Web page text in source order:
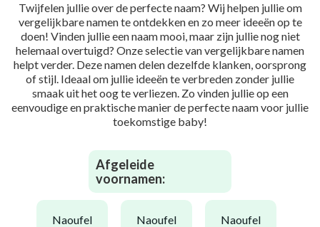
Twijfelen jullie over de perfecte naam? Wij helpen jullie om
vergelijkbare namen te ontdekken en zo meer ideeën op te
doen! Vinden jullie een naam mooi, maar zijn jullie nog niet
helemaal overtuigd? Onze selectie van vergelijkbare namen
helpt verder. Deze namen delen dezelfde klanken, oorsprong
of stijl. Ideaal om jullie ideeën te verbreden zonder jullie
smaak uit het oog te verliezen. Zo vinden jullie op een
eenvoudige en praktische manier de perfecte naam voor jullie
toekomstige baby!
Afgeleide
voornamen:
naoufel naoufel naoufel